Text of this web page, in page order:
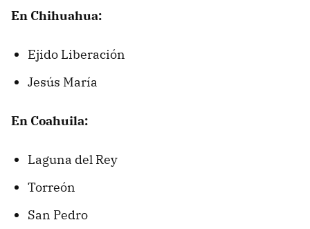
En Chihuahua:
Ejido Liberación
Jesús María
En Coahuila:
Laguna del Rey
Torreón
San Pedro